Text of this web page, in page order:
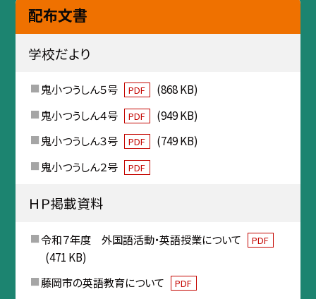
配布文書
学校だより
鬼小つうしん５号 PDF
(868 KB)
鬼小つうしん４号
PDF
(949 KB)
鬼小つうしん３号
PDF
(749 KB)
鬼小つうしん２号
PDF
ＨＰ掲載資料
令和７年度 外国語活動・英語授業について PDF
(471 KB)
藤岡市の英語教育について
PDF